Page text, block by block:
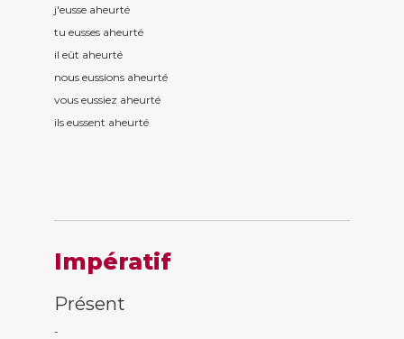
j'eusse aheurté
tu eusses aheurté
il eût aheurté
nous eussions aheurté
vous eussiez aheurté
ils eussent aheurté
Impératif
Présent
-